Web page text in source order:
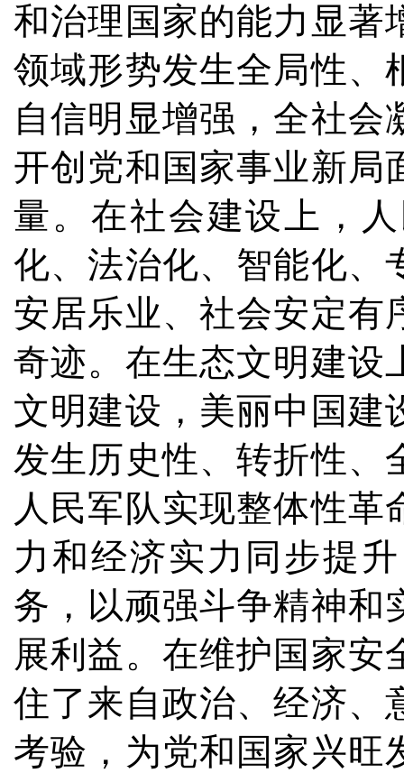
和治理国家的能力显著
领域形势发生全局性、
自信明显增强，全社会
开创党和国家事业新局
量。在社会建设上，
化、法治化、智能化、
安居乐业、社会安定有
奇迹。在生态文明建设
文明建设，美丽中国建
发生历史性、转折性、
人民军队实现整体性
力和经济实力同步提
务，以顽强斗争精神和
展利益。在维护国家安
住了来自政治、经济、
考验，为党和国家兴旺